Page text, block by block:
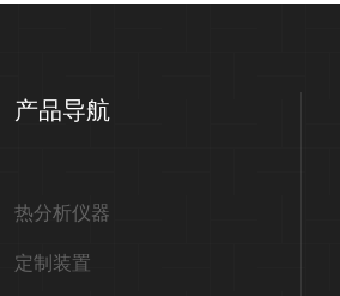
产品导航
热分析仪器
定制装置